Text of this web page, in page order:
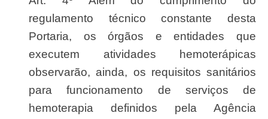
regulamento técnico constante desta
Portaria, os órgãos e entidades que
executem atividades hemoterápicas
observarão, ainda, os requisitos sanitários
para funcionamento de serviços de
hemoterapia definidos pela Agência